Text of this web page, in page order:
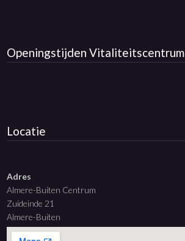
OpeningstijdenVitaliteitscentrum
Locatie
Adres
Almere-Buiten Centrum
Zuideinde 21
Almere-Buiten